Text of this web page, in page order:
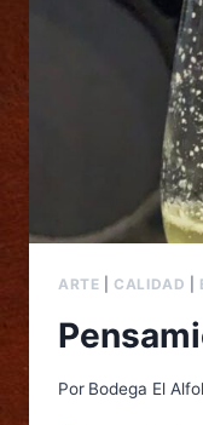
ARTE CALIDAD
Por Bodega El